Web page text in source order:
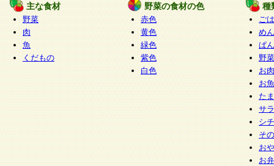
主な食材
野菜
肉
魚
くだもの
野菜の食材の色
赤色
黄色
緑色
紫色
白色
種
ご
めん
ぱん
野
お
お
た
サ
シ
そ
お
お